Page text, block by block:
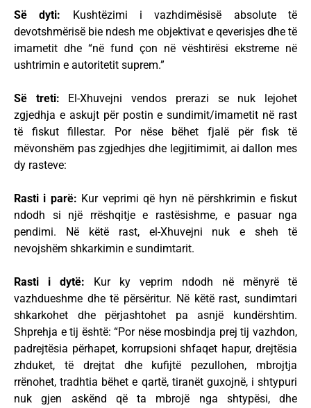
Së dyti: Kushtëzimi i vazhdimësisë absolute të
devotshmërisë bie ndesh me objektivat e qeverisjes dhe të
imametit dhe “në fund çon në vështirësi ekstreme në
ushtrimin e autoritetit suprem.”
Së treti: El-Xhuvejni vendos prerazi se nuk lejohet
zgjedhja e askujt për postin e sundimit/imametit në rast
të fiskut fillestar. Por nëse bëhet fjalë për fisk të
mëvonshëm pas zgjedhjes dhe legjitimimit, ai dallon mes
dy rasteve:
Rasti i parë: Kur veprimi që hyn në përshkrimin e fiskut
ndodh si një rrëshqitje e rastësishme, e pasuar nga
pendimi. Në këtë rast, el-Xhuvejni nuk e sheh të
nevojshëm shkarkimin e sundimtarit.
Rasti i dytë: Kur ky veprim ndodh në mënyrë të
vazhdueshme dhe të përsëritur. Në këtë rast, sundimtari
shkarkohet dhe përjashtohet pa asnjë kundërshtim.
Shprehja e tij është: “Por nëse mosbindja prej tij vazhdon,
padrejtësia përhapet, korrupsioni shfaqet hapur, drejtësia
zhduket, të drejtat dhe kufijtë pezullohen, mbrojtja
rrënohet, tradhtia bëhet e qartë, tiranët guxojnë, i shtypuri
nuk gjen askënd që ta mbrojë nga shtypësi, dhe